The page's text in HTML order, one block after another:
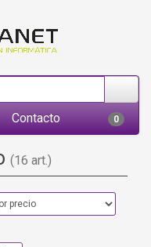
Contacto 0
(16 art.)